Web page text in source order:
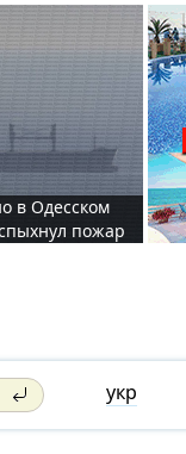
в Одесском
пожар
укр